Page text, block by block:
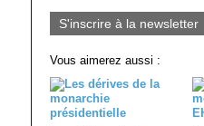
S'inscrire à la newsletter
Vous aimerez aussi :